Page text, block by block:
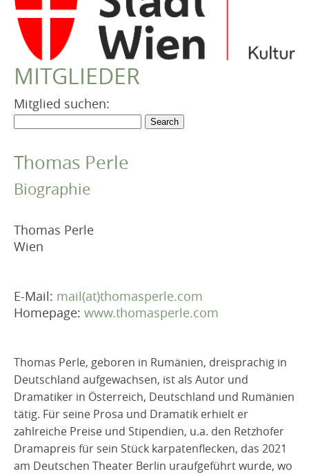
LYRIK IM MÄRZ
MITGLIEDER
VEREIN
Robert Musil Gedenkraum
TERMINARCHIV
TEXTE
MITGLIEDER
Mitglied suchen:
Thomas Perle
Biographie
Thomas Perle
Wien
E-Mail: mail(at)thomasperle.com
Homepage: www.thomasperle.com
Thomas Perle, geboren in Rumänien, dreisprachig in
Deutschland aufgewachsen, ist als Autor und
Dramatiker in Österreich, Deutschland und Rumänien
tätig. Für seine Prosa und Dramatik erhielt er
zahlreiche Preise und Stipendien, u.a. den Retzhofer
Dramapreis für sein Stück karpatenflecken, das 2021
am Deutschen Theater Berlin uraufgeführt wurde, wo